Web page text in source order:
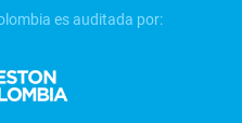
es auditada por: